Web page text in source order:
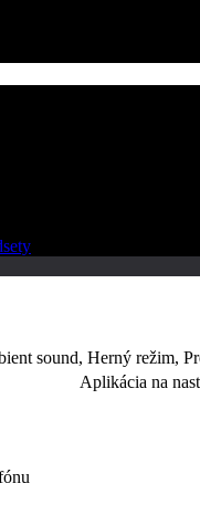
sound, Herný režim,
Aplikácia na